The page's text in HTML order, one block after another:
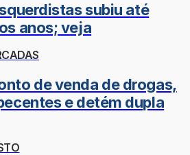
subiu até
anos; veja
de venda de drogas,
e detém dupla